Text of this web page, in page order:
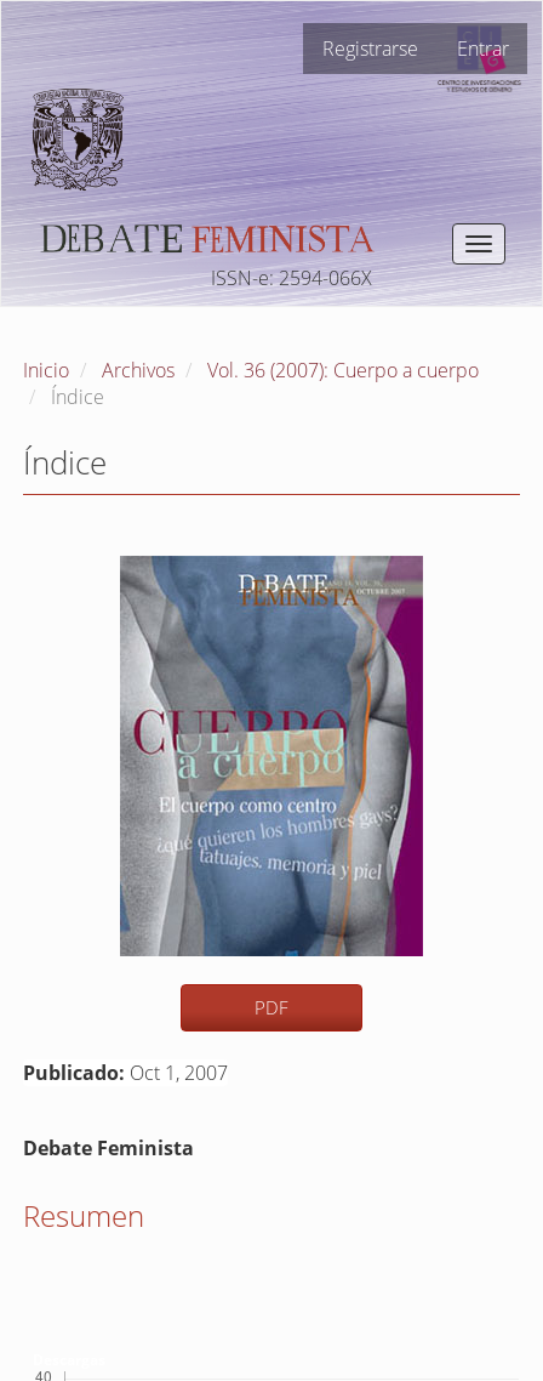
Navegación
principal
Contenido
principal
Barra
lateral
Registrarse Entrar
Toggle
ISSN-e: 2594-066X
Inicio Archivos
Vol. 36 (2007): Cuerpo a cuerpo
Índice
Índice
PDF
Publicado: Oct 1, 2007
Contenido
del
Debate Feminista
Resumen